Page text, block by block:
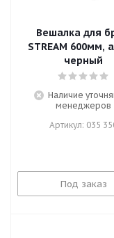
Вешалка для
STREAM 600мм,
черный
Наличие
менеджеров
Артикул: 035
Под заказ